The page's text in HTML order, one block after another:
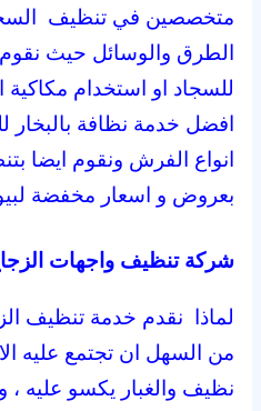
متخصصين في تنظيف
الطرق والوسائل حيث
للسجاد او استخدام مكاكية
افضل خدمة نظافة بالبخار
انواع الفرش ونقوم ايضا
بعروض و اسعار مخفضة
شركة تنظيف واجهات
لماذا نقدم خدمة تنظيف
من السهل ان تجتمع عليه
نظيف والغبار يكسو عليه ،